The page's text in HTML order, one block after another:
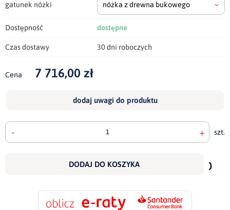
gatunek nóżki nóżka z drewna bukowego
Dostępność dostępne
Czas dostawy 30 dni roboczych
Cena 7 716,00 zł
dodaj uwagi do produktu
- + szt.
DODAJ DO KOSZYKA
do